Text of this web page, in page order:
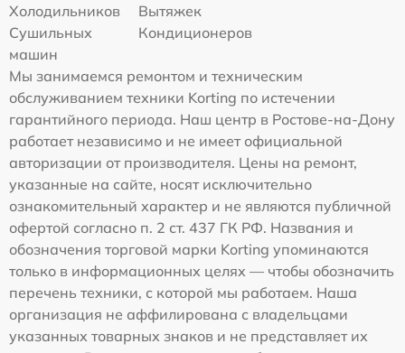
Холодильников
Вытяжек
Сушильных
машин
Кондиционеров
Мы занимаемся ремонтом и техническим
обслуживанием техники Korting по истечении
гарантийного периода. Наш центр в Ростове-на-Дону
работает независимо и не имеет официальной
авторизации от производителя. Цены на ремонт,
указанные на сайте, носят исключительно
ознакомительный характер и не являются публичной
офертой согласно п. 2 ст. 437 ГК РФ. Названия и
обозначения торговой марки Korting упоминаются
только в информационных целях — чтобы обозначить
перечень техники, с которой мы работаем. Наша
организация не аффилирована с владельцами
указанных товарных знаков и не представляет их